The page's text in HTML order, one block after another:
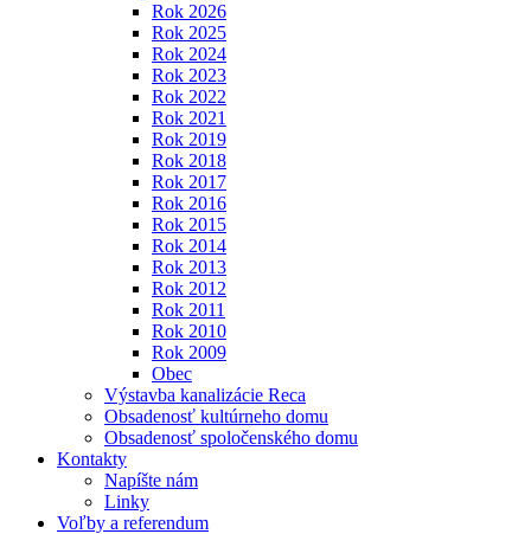
Rok 2026
Rok 2025
Rok 2024
Rok 2023
Rok 2022
Rok 2021
Rok 2019
Rok 2018
Rok 2017
Rok 2016
Rok 2015
Rok 2014
Rok 2013
Rok 2012
Rok 2011
Rok 2010
Rok 2009
Obec
Výstavba kanalizácie Reca
Obsadenosť kultúrneho domu
Obsadenosť spoločenského domu
Kontakty
Napíšte nám
Linky
Voľby a referendum